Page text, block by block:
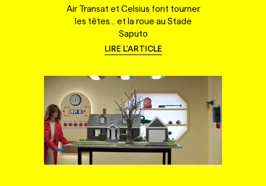
Air Transat et Celsius font tourner
les têtes... et la roue au Stade
Saputo
LIRE L'ARTICLE